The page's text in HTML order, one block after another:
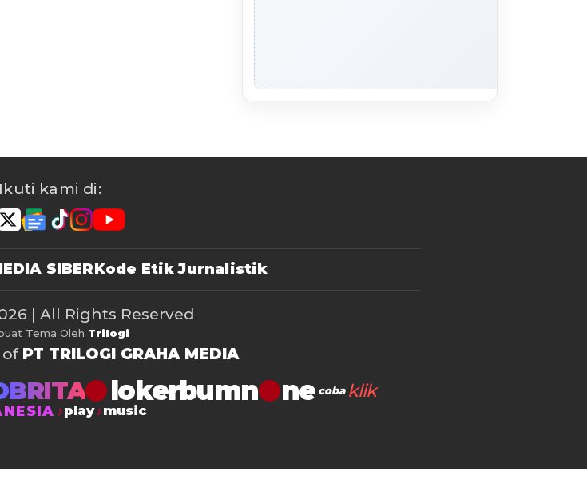
Ikuti kami di:
SIBERKode Etik Jurnalistik
| All Rights Reserved
Tema Oleh Trilogi
of PT TRILOGI GRAHA MEDIA
lokerbumn coba klik
play music